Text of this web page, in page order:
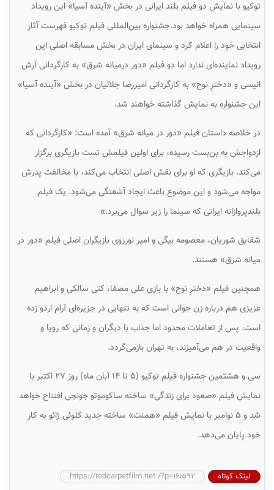
توکیو با نمایش دو فیلم بلند ایرانی در بخش «آینده آسیا» این رویداد
سینمایی همراه خواهد بود.جشنواره بین‌المللی فیلم توکیو فهرست آثار
انتخابی خود را اعلام کرد و سینمای ایران در بخش مسابقه اصلی این
رویداد نماینده‌ای ندارد اما دو فیلم «دور درمیانه شرق» به کارگردانی آرش
انیسی و «دخترِ نوح» به کارگردانی امیررضا جلالیان در بخش «آینده آسیا»
این جشنواره به نمایش گذاشته خواهند شد.
در خلاصه داستان فیلم «دور در میانه شرق» آمده است: «کارگردانی که
ازدواجش به بن‌بست رسیده، برای اولین فیلمش تست بازیگری برگزار
می‌کند. بازیگری که او برای نقش اصلی انتخاب می‌کند، با مخالفت پدرش
مواجه می‌شود و این موضوع باعث ایجاد آشفتگی می‌شود. یک فیلم
بلندپروازانه ایرانی که سینما را زیر سوال می‌برد.»
شقایق شوریان، معصومه بیگی و امیر نورزوی بازیگران اصلی فیلم «دور در
میانه شرق» هستند.
همچنین فیلم «دخترِ نوح» با بازی علی مصفا، کتی سالکی و ابراهیم
عزیزی هم درباره زن جوانی است که به تنهایی در جزیره‌ای آرام اردو زده
است. پس از تعاملات محدود اما جذاب با دیگران و زمانی که رویا و
واقعیت در هم می‌آمیزند، به تهران بازمی‌گردد.
سی و هشتمین جشنواره فیلم توکیو (۵ تا ۱۴ آبان ماه) روز ۲۷ اکتبر با
نمایش فیلم «صعود برای زندگی» ساخته ساکوموتو جونجی افتتاح خواهد
شد و ۵ نوامبر با نمایش فیلم «همنت» ساخته جدید کلوئی ژائو به کار
خود پایان می‌دهد.
لینک کوتاه
https://redcarpetfilm.net /?p=161592